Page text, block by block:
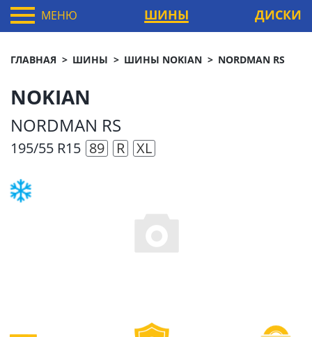
МЕНЮ ШИНЫ ДИСКИ
ГЛАВНАЯ ШИНЫ ШИНЫ NOKIAN NORDMAN RS
NOKIAN
NORDMAN RS
195/55 R15 89 R XL